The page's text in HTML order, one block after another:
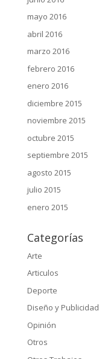
mayo 2016
abril 2016
marzo 2016
febrero 2016
enero 2016
diciembre 2015
noviembre 2015
octubre 2015
septiembre 2015
agosto 2015
julio 2015
enero 2015
Categorías
Arte
Articulos
Deporte
Diseño y Publicidad
Opinión
Otros